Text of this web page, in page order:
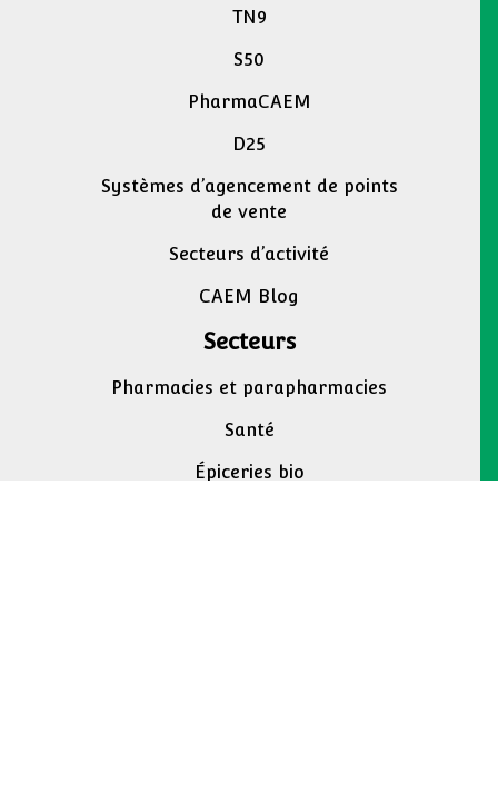
TN9
S50
PharmaCAEM
D25
Systèmes d’agencement de points
de vente
Secteurs d’activité
CAEM Blog
Secteurs
Pharmacies et parapharmacies
Santé
Épiceries bio